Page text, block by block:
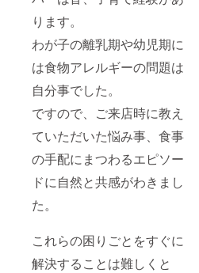
ります。
わが子の離乳期や幼児期に
は食物アレルギーの問題は
自分事でした。
ですので、ご来店時に教え
ていただいた悩み事、食事
の手配にまつわるエピソー
ドに自然と共感がわきまし
た。
これらの困りごとをすぐに
解決することは難しくと